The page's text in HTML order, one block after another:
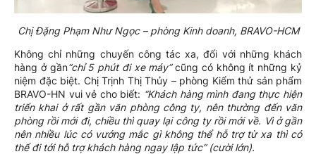
Chị Đặng Phạm Như Ngọc – phòng Kinh doanh, BRAVO-HCM
Không chỉ những chuyến công tác xa, đối với những khách
hàng ở gần“chỉ 5 phút đi xe máy”cũng có không ít những kỷ
niệm đặc biệt. Chị Trịnh Thị Thủy – phòng Kiểm thử sản phẩm
BRAVO-HN vui vẻ cho biết: “Khách hàng mình đang thực hiện
triển khai ở rất gần văn phòng công ty, nên thường đến văn
phòng rồi mới đi, chiều thì quay lại công ty rồi mới về. Vì ở gần
nên nhiều lúc có vướng mắc gì không thể hỗ trợ từ xa thì có
thể đi tới hỗ trợ khách hàng ngay lập tức” (cười lớn).